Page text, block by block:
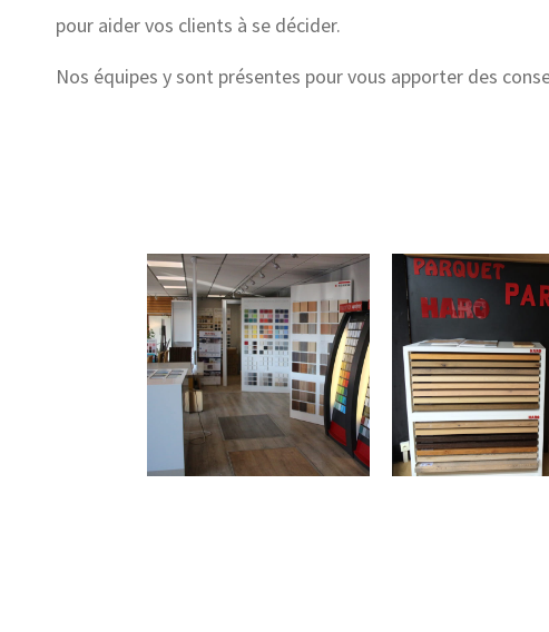
pour aider vos clients à se décider.
Nos équipes y sont présentes pour vous apporter des